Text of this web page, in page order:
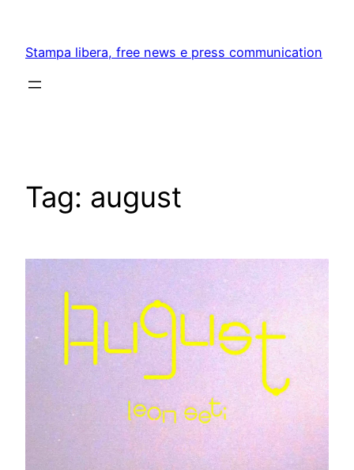
content
Stampa libera, free news e press communication
Tag: august